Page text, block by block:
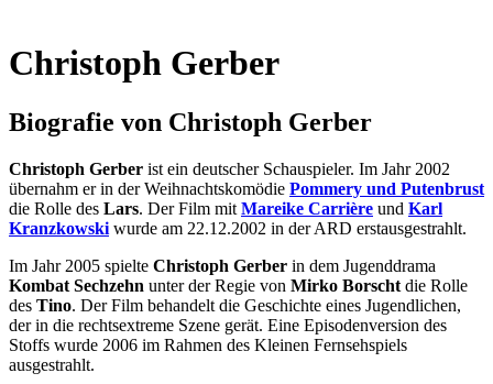
Christoph Gerber
Biografie von Christoph Gerber
Christoph Gerber ist ein deutscher Schauspieler. Im Jahr 2002
übernahm er in der Weihnachtskomödie Pommery und Putenbrust
die Rolle des Lars. Der Film mit Mareike Carrière und Karl
Kranzkowski wurde am 22.12.2002 in der ARD erstausgestrahlt.
Im Jahr 2005 spielte Christoph Gerber in dem Jugenddrama
Kombat Sechzehn unter der Regie von Mirko Borscht die Rolle
des Tino. Der Film behandelt die Geschichte eines Jugendlichen,
der in die rechtsextreme Szene gerät. Eine Episodenversion des
Stoffs wurde 2006 im Rahmen des Kleinen Fernsehspiels
ausgestrahlt.